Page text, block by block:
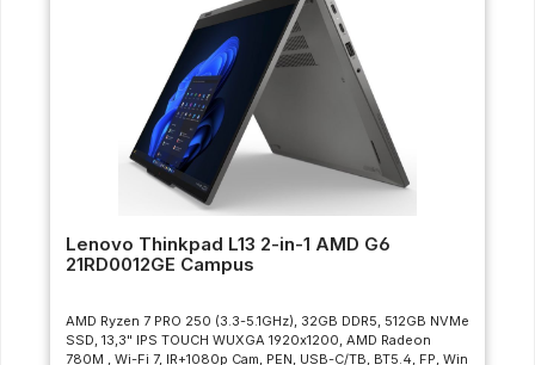
Lenovo Thinkpad L13 2-in-1 AMD G6
21RD0012GE Campus
AMD Ryzen 7 PRO 250 (3.3-5.1GHz), 32GB DDR5, 512GB NVMe
SSD, 13,3" IPS TOUCH WUXGA 1920x1200, AMD Radeon
780M , Wi-Fi 7, IR+1080p Cam, PEN, USB-C/TB, BT5.4, FP, Win